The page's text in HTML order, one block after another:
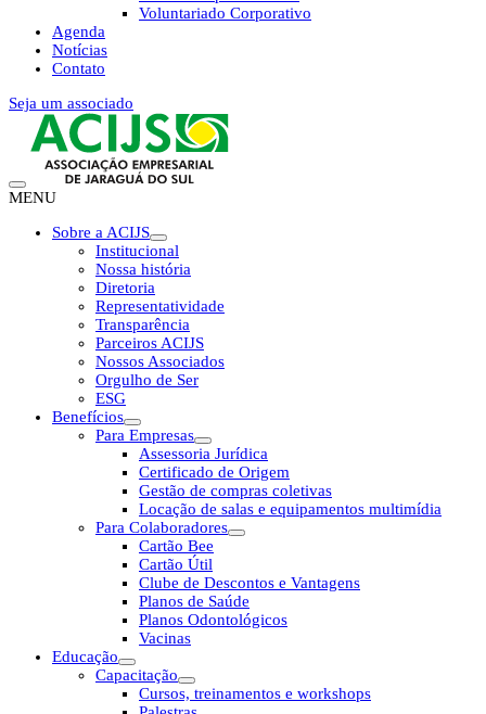
Voluntariado Corporativo
Agenda
Notícias
Contato
Seja um associado
MENU
Sobre a ACIJS
Institucional
Nossa história
Diretoria
Representatividade
Transparência
Parceiros ACIJS
Nossos Associados
Orgulho de Ser
ESG
Benefícios
Para Empresas
Assessoria Jurídica
Certificado de Origem
Gestão de compras coletivas
Locação de salas e equipamentos multimídia
Para Colaboradores
Cartão Bee
Cartão Útil
Clube de Descontos e Vantagens
Planos de Saúde
Planos Odontológicos
Vacinas
Educação
Capacitação
Cursos, treinamentos e workshops